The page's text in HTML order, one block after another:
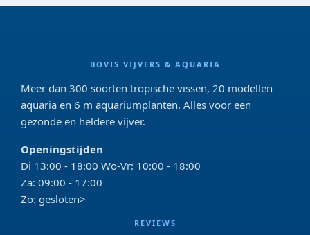
BOVIS VIJVERS & AQUARIA
Meer dan 300 soorten tropische vissen, 20 modellen
aquaria en 6 m aquariumplanten. Alles voor een
gezonde en heldere vijver.
Openingstijden
Di 13:00 - 18:00 Wo-Vr: 10:00 - 18:00
Za: 09:00 - 17:00
Zo: gesloten>
REVIEWS